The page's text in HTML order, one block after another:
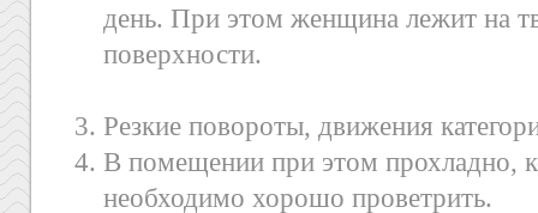
день. При этом женщина лежит на
поверхности.
Резкие повороты, движения
В помещении при этом прохладно,
необходимо хорошо проветрить.